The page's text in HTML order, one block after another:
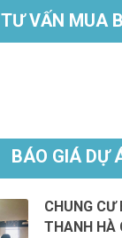
TƯ VẤN MUA
BÁO GIÁ DỰ
CHUNG CƯ
THANH HÀ